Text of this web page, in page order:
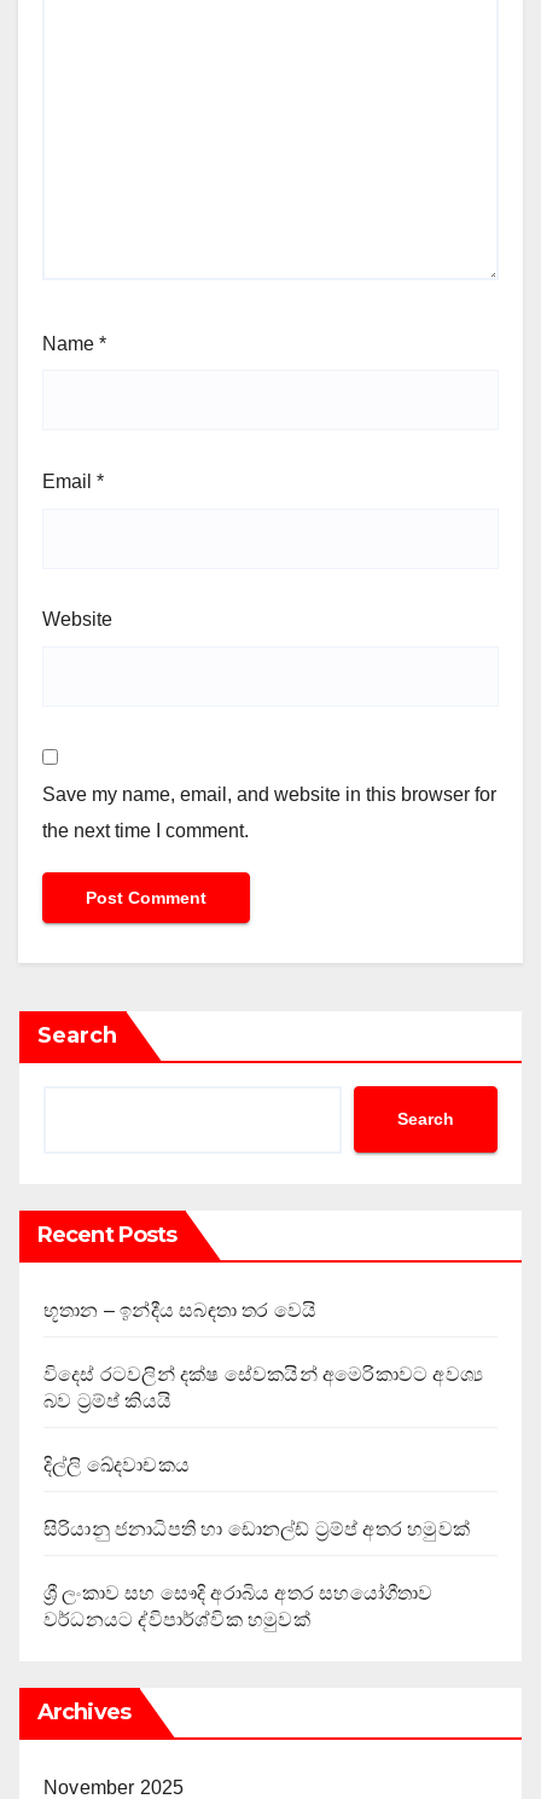
Name *
Email *
Website
Save my name, email, and website in this browser for
the next time I comment.
Search
Search
Recent Posts
භූතාන – ඉන්දීය සබඳතා තර වෙයි
විදෙස් රටවලින් දක්ෂ සේවකයින් අමෙරිකාවට අවශ්‍ය
බව ට්‍රම්ප් කියයි
දිල්ලි ඛේදවාචකය
සිරියානු ජනාධිපති හා ඩොනල්ඩ් ට්‍රම්ප් අතර හමුවක්
ශ්‍රී ලංකාව සහ සෞදි අරාබිය අතර සහයෝගීතාව
වර්ධනයට ද්විපාර්ශ්වික හමුවක්
Archives
November 2025